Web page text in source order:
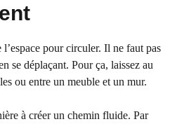
pour circuler. Il ne faut pas
se déplaçant. Pour ça, laissez au
ou entre un meuble et un mur.
à créer un chemin fluide. Par